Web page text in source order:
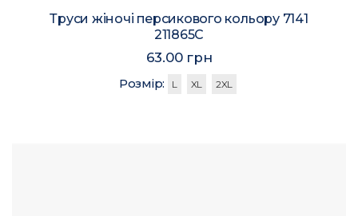
Труси жіночі персикового кольору 7141
211865C
63.00 грн
Розмір: L XL 2XL